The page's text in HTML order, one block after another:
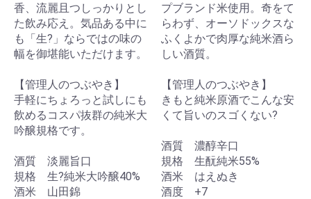
香、流麗且つしっかりとし
た飲み応え。気品ある中に
も「生?」ならではの味の
幅を御堪能いただけます。
【管理人のつぶやき】
手軽にちょろっと試しにも
飲めるコスパ抜群の純米大
吟醸規格です。
酒質 淡麗旨口
規格 生?純米大吟醸40%
酒米 山田錦
プブランド米使用。奇をて
らわず、オーソドックスな
ふくよかで肉厚な純米酒ら
しい酒質。
【管理人のつぶやき】
きもと純米原酒でこんな安
くて旨いのスゴくない?
酒質 濃醇辛口
規格 生酛純米55%
酒米 はえぬき
酒度 +7